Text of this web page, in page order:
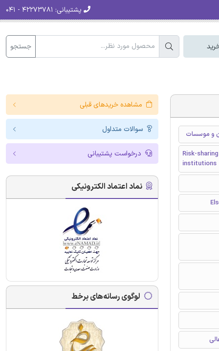
پشتیبانی:
جستجو
و موسسات
Risk-
institutions
مشاهده خریدهای قبلی
سوالات متداول
درخواست پشتیبانی
نماد اعتماد الکترونیکی
لوگوی رسانه‌های برخط